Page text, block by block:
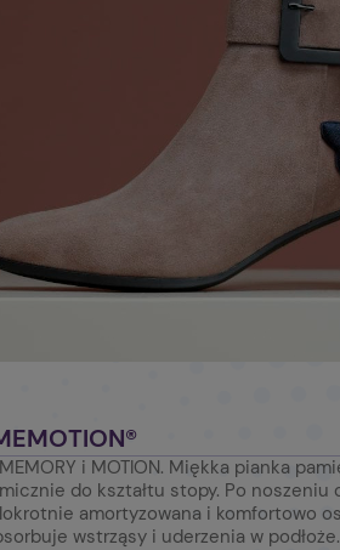
i MOTION. Miękka pianka
do kształtu stopy. Po
amortyzowana i komfortowo
wstrząsy i uderzenia w